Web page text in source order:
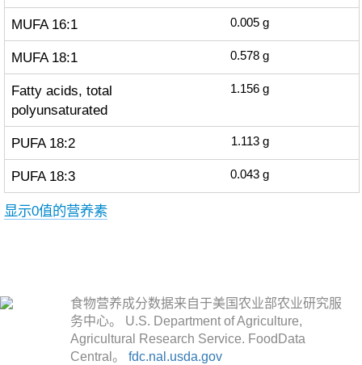
MUFA 16:1 0.005 g
MUFA 18:1 0.578 g
Fatty acids, total
polyunsaturated
1.156 g
PUFA 18:2 1.113 g
PUFA 18:3 0.043 g
显示0值的营养素
食物营养成分数据来自于美国农业部农业研究服
务中心。 U.S. Department of Agriculture,
Agricultural Research Service. FoodData
Central。 fdc.nal.usda.gov